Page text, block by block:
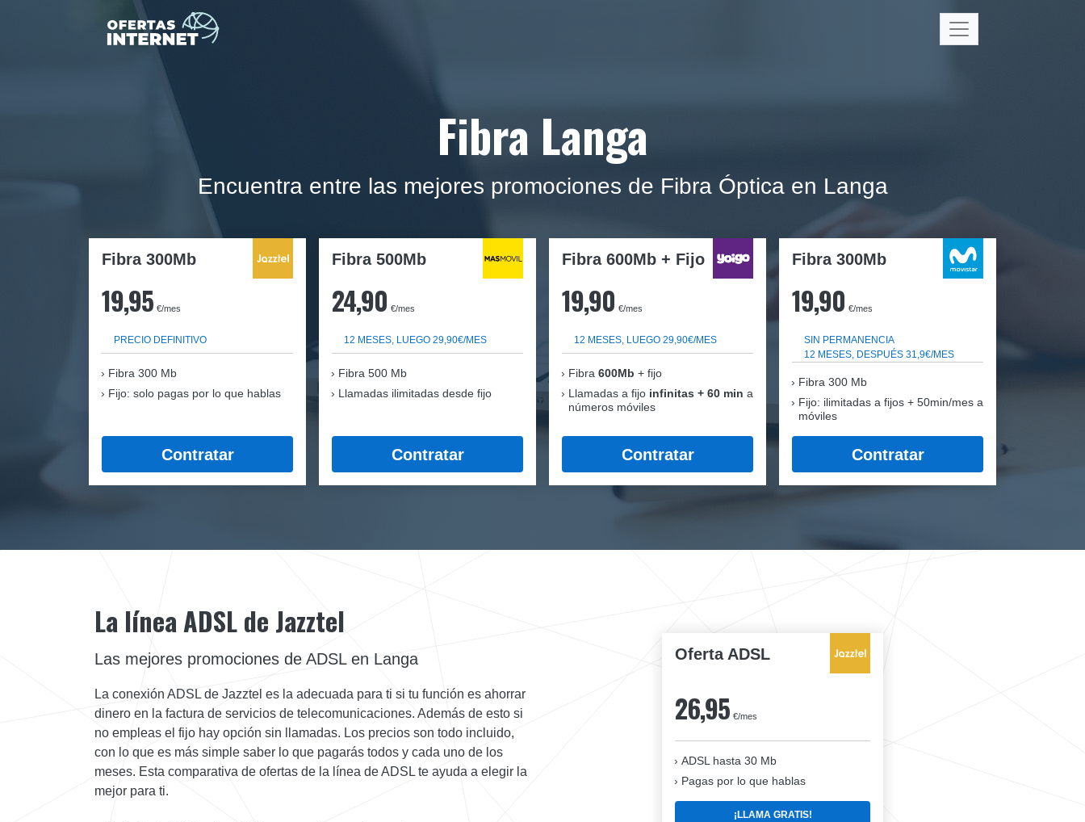
Fibra Langa
Encuentra entre las mejores promociones de Fibra Óptica en Langa
Fibra 300Mb
19,95 €/mes
PRECIO DEFINITIVO
Fibra 300 Mb
Fijo: solo pagas por lo que hablas
Contratar
Fibra 500Mb
24,90 €/mes
12 MESES, LUEGO 29,90€/MES
Fibra 500 Mb
Llamadas ilimitadas desde fijo
Contratar
Fibra 600Mb + Fijo
19,90 €/mes
12 MESES, LUEGO 29,90€/MES
Fibra 600Mb + fijo
Llamadas a fijo infinitas + 60 min a
números móviles
Contratar
Fibra 300Mb
19,90 €/mes
SIN PERMANENCIA
12 MESES, DESPUÉS 31,9€/MES
Fibra 300 Mb
Fijo: ilimitadas a fijos + 50min/mes a
móviles
Contratar
Oferta ADSL
26,95 €/mes
ADSL hasta 30 Mb
Pagas por lo que hablas
¡LLAMA GRATIS!
La línea ADSL de Jazztel
Las mejores promociones de ADSL en Langa
La conexión ADSL de Jazztel es la adecuada para ti si tu función es ahorrar
dinero en la factura de servicios de telecomunicaciones. Además de esto si
no empleas el fijo hay opción sin llamadas. Los precios son todo incluido,
con lo que es más simple saber lo que pagarás todos y cada uno de los
meses. Esta comparativa de ofertas de la línea de ADSL te ayuda a elegir la
mejor para ti.